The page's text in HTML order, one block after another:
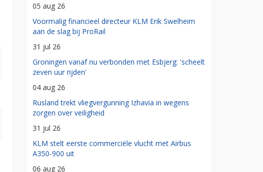
05 aug 26
Voormalig financieel directeur KLM Erik Swelheim
aan de slag bij ProRail
31 jul 26
Groningen vanaf nu verbonden met Esbjerg: 'scheelt
zeven uur rijden'
04 aug 26
Rusland trekt vliegvergunning Izhavia in wegens
zorgen over veiligheid
31 jul 26
KLM stelt eerste commerciële vlucht met Airbus
A350-900 uit
06 aug 26